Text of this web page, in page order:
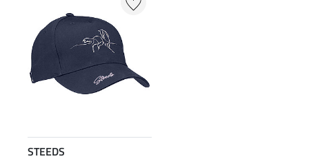
STEEDS